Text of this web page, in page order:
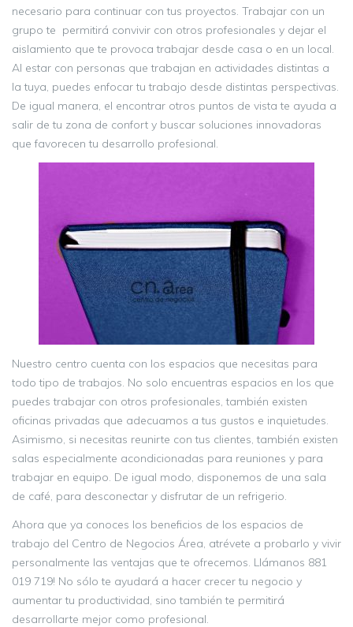
necesario para continuar con tus proyectos. Trabajar con un
grupo te permitirá convivir con otros profesionales y dejar el
aislamiento que te provoca trabajar desde casa o en un local.
Al estar con personas que trabajan en actividades distintas a
la tuya, puedes enfocar tu trabajo desde distintas perspectivas.
De igual manera, el encontrar otros puntos de vista te ayuda a
salir de tu zona de confort y buscar soluciones innovadoras
que favorecen tu desarrollo profesional.
Nuestro centro cuenta con los espacios que necesitas para
todo tipo de trabajos. No solo encuentras espacios en los que
puedes trabajar con otros profesionales, también existen
oficinas privadas que adecuamos a tus gustos e inquietudes.
Asimismo, si necesitas reunirte con tus clientes, también existen
salas especialmente acondicionadas para reuniones y para
trabajar en equipo. De igual modo, disponemos de una sala
de café, para desconectar y disfrutar de un refrigerio.
Ahora que ya conoces los beneficios de los espacios de
trabajo del Centro de Negocios Área, atrévete a probarlo y vivir
personalmente las ventajas que te ofrecemos. Llámanos 881
019 719! No sólo te ayudará a hacer crecer tu negocio y
aumentar tu productividad, sino también te permitirá
desarrollarte mejor como profesional.